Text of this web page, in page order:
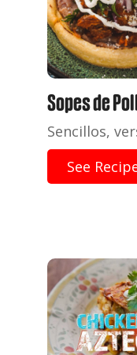
Sopes de
Sencillos,
See